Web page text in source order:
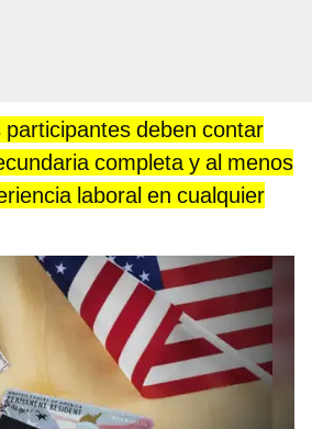
participantes deben contar
completa y al menos
laboral en cualquier